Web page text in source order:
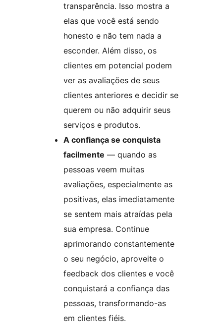
transparência. Isso mostra a
elas que você está sendo
honesto e não tem nada a
esconder. Além disso, os
clientes em potencial podem
ver as avaliações de seus
clientes anteriores e decidir se
querem ou não adquirir seus
serviços e produtos.
A confiança se conquista
facilmente — quando as
pessoas veem muitas
avaliações, especialmente as
positivas, elas imediatamente
se sentem mais atraídas pela
sua empresa. Continue
aprimorando constantemente
o seu negócio, aproveite o
feedback dos clientes e você
conquistará a confiança das
pessoas, transformando-as
em clientes fiéis.